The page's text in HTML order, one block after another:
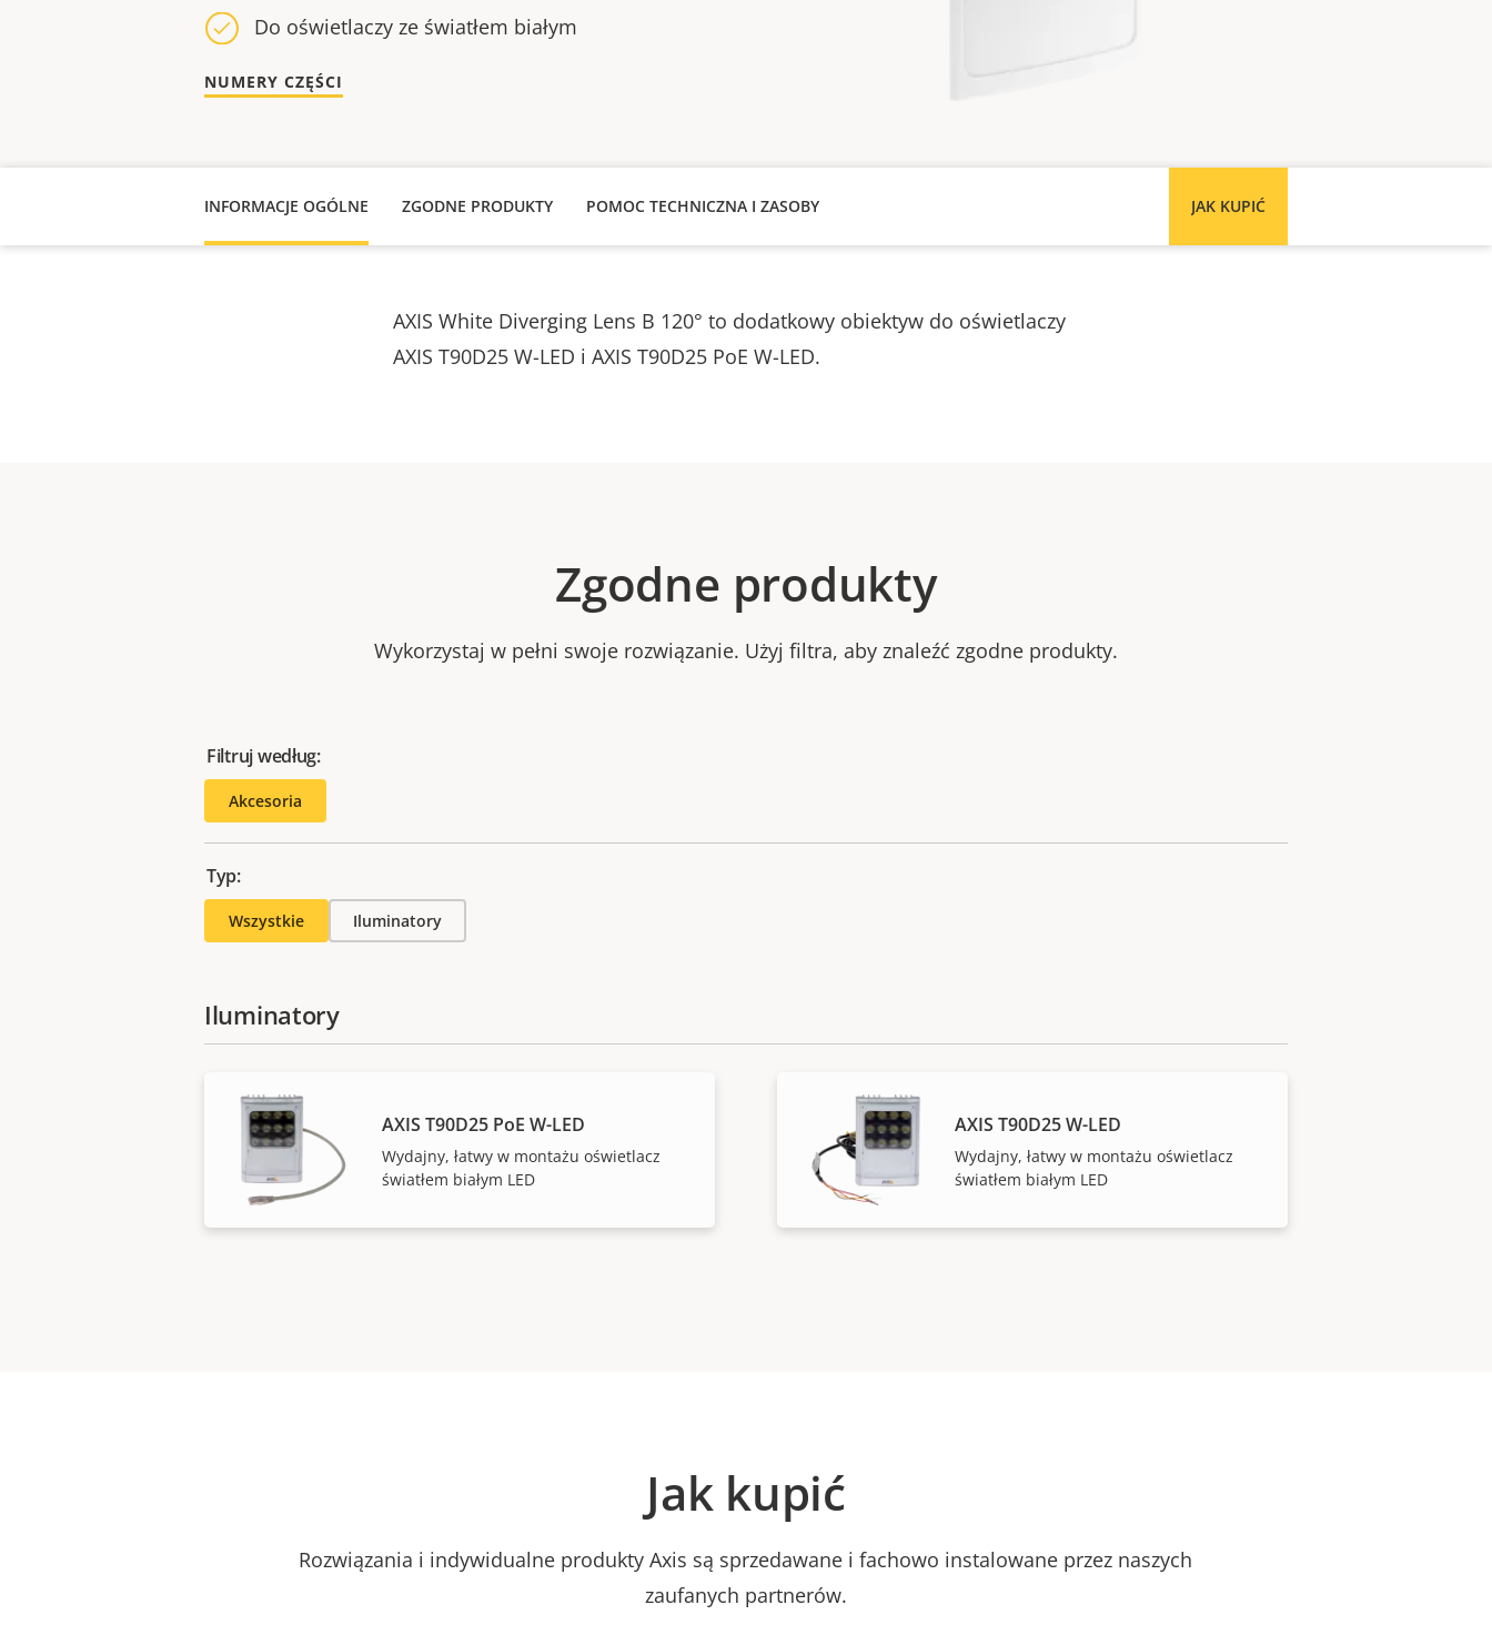
Do oświetlaczy ze światłem białym
NUMERY CZĘŚCI
INFORMACJE OGÓLNE ZGODNE PRODUKTY JAK KUPIĆ
POMOC TECHNICZNA I ZASOBY
AXIS White Diverging Lens B 120° to dodatkowy obiektyw do oświetlaczy
AXIS T90D25 W-LED i AXIS T90D25 PoE W-LED.
Zgodne produkty
Wykorzystaj w pełni swoje rozwiązanie. Użyj filtra, aby znaleźć zgodne produkty.
Filtruj według:
Akcesoria
Typ:
Wszystkie Iluminatory
Iluminatory
AXIS T90D25 PoE W-LED
Wydajny, łatwy w montażu oświetlacz
światłem białym LED
AXIS T90D25 W-LED
Wydajny, łatwy w montażu oświetlacz
światłem białym LED
Jak kupić
Rozwiązania i indywidualne produkty Axis są sprzedawane i fachowo instalowane przez naszych
zaufanych partnerów.